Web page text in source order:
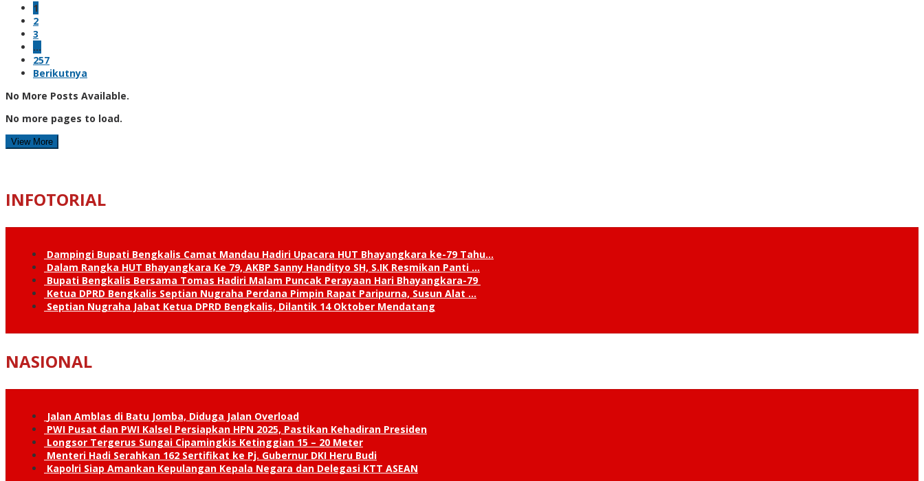
1
2
3
…
257
Berikutnya
No More Posts Available.
No more pages to load.
View More
INFOTORIAL
Dampingi Bupati Bengkalis Camat Mandau Hadiri Upacara HUT Bhayangkara ke-79 Tahu…
Dalam Rangka HUT Bhayangkara Ke 79, AKBP Sanny Handityo SH, S.IK Resmikan Panti …
Bupati Bengkalis Bersama Tomas Hadiri Malam Puncak Perayaan Hari Bhayangkara-79
Ketua DPRD Bengkalis Septian Nugraha Perdana Pimpin Rapat Paripurna, Susun Alat …
Septian Nugraha Jabat Ketua DPRD Bengkalis, Dilantik 14 Oktober Mendatang
NASIONAL
Jalan Amblas di Batu Jomba, Diduga Jalan Overload
PWI Pusat dan PWI Kalsel Persiapkan HPN 2025, Pastikan Kehadiran Presiden
Longsor Tergerus Sungai Cipamingkis Ketinggian 15 – 20 Meter
Menteri Hadi Serahkan 162 Sertifikat ke Pj. Gubernur DKI Heru Budi
Kapolri Siap Amankan Kepulangan Kepala Negara dan Delegasi KTT ASEAN